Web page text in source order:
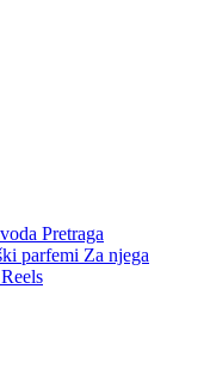
Pretraga
Za njega
Reels